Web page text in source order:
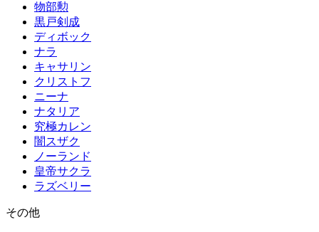
物部勲
黒戸剣成
ディボック
ナラ
キャサリン
クリストフ
ニーナ
ナタリア
究極カレン
闇スザク
ノーランド
皇帝サクラ
ラズベリー
その他